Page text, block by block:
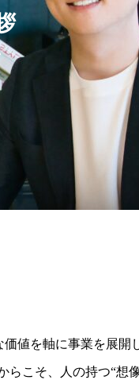
値を軸に事業を展開
こそ、人の持つ“想